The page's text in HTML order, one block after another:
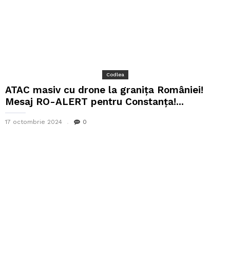
Codlea
ATAC masiv cu drone la granița României!
Mesaj RO-ALERT pentru Constanța!...
17 octombrie 2024 0